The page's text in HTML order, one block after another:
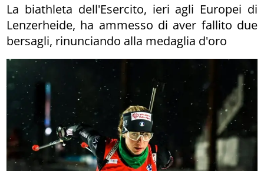
La biathleta dell'Esercito, ieri agli Europei di
Lenzerheide, ha ammesso di aver fallito due
bersagli, rinunciando alla medaglia d'oro